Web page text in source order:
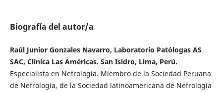
Biografía del autor/a
Raúl Junior Gonzales Navarro, Laboratorio Patólogas AS
SAC, Clínica Las Américas. San Isidro, Lima, Perú.
Especialista en Nefrología. Miembro de la Sociedad Peruana
de Nefrología, de la Sociedad latinoamericana de Nefrología